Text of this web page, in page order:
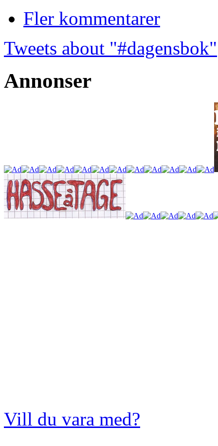
Fler kommentarer
Tweets about "#dagensbok"
Annonser
Vill du vara med?